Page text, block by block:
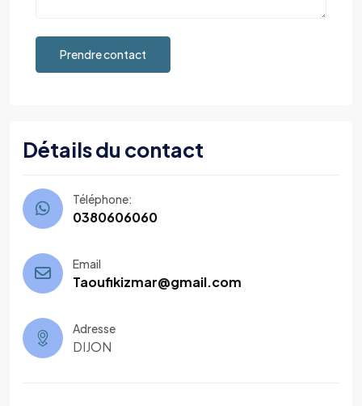
Prendre contact
Détails du contact
Téléphone:
0380606060
Email
Taoufikizmar@gmail.com
Adresse
DIJON